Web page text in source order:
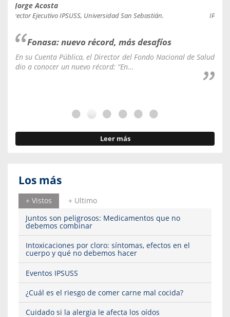
Jorge Acosta
Director Ejecutivo IPSUSS, Universidad San Sebastián.
Fonasa: nuevo récord, más desafíos
En su Cuenta Pública, el Director del Fondo Nacional de Salud
dio a conocer un nuevo récord: “En...
Leer más
Los más
+ Vistos
+ Ultimo
Juntos son peligrosos: Medicamentos que no
debemos combinar
Intoxicaciones por cloro: síntomas, efectos en el
cuerpo y qué no debemos hacer
Eventos IPSUSS
¿Cuál es el riesgo de comer carne mal cocida?
Cuidado si la alergia le afecta los oídos